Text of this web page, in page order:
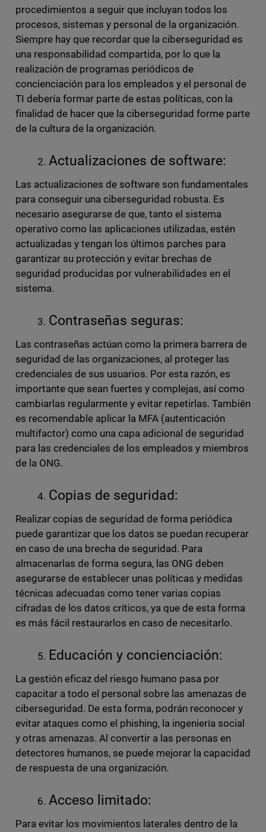
procedimientos a seguir que incluyan todos los
procesos, sistemas y personal de la organización.
Siempre hay que recordar que la ciberseguridad es
una responsabilidad compartida, por lo que la
realización de programas periódicos de
concienciación para los empleados y el personal de
TI debería formar parte de estas políticas, con la
finalidad de hacer que la ciberseguridad forme parte
de la cultura de la organización.
Actualizaciones de software:
Las actualizaciones de software son fundamentales
para conseguir una ciberseguridad robusta. Es
necesario asegurarse de que, tanto el sistema
operativo como las aplicaciones utilizadas, estén
actualizadas y tengan los últimos parches para
garantizar su protección y evitar brechas de
seguridad producidas por vulnerabilidades en el
sistema.
Contraseñas seguras:
Las contraseñas actúan como la primera barrera de
seguridad de las organizaciones, al proteger las
credenciales de sus usuarios. Por esta razón, es
importante que sean fuertes y complejas, así como
cambiarlas regularmente y evitar repetirlas. También
es recomendable aplicar la MFA (autenticación
multifactor) como una capa adicional de seguridad
para las credenciales de los empleados y miembros
de la ONG.
Copias de seguridad:
Realizar copias de seguridad de forma periódica
puede garantizar que los datos se puedan recuperar
en caso de una brecha de seguridad. Para
almacenarlas de forma segura, las ONG deben
asegurarse de establecer unas políticas y medidas
técnicas adecuadas como tener varias copias
cifradas de los datos críticos, ya que de esta forma
es más fácil restaurarlos en caso de necesitarlo.
Educación y concienciación:
La gestión eficaz del riesgo humano pasa por
capacitar a todo el personal sobre las amenazas de
ciberseguridad. De esta forma, podrán reconocer y
evitar ataques como el phishing, la ingeniería social
y otras amenazas. Al convertir a las personas en
detectores humanos, se puede mejorar la capacidad
de respuesta de una organización.
Acceso limitado:
Para evitar los movimientos laterales dentro de la